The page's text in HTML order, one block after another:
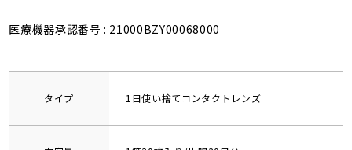
医療機器承認番号 : 21000BZY00068000
タイプ 1日使い捨てコンタクトレンズ